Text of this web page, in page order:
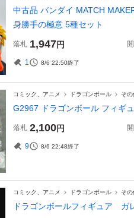
中古品 バンダイ MATCH
身勝手の極意 5種セット
落札 1,947円
1 8/6 22:50終了
コミック、アニメ ドラゴンボール その
G2967 ドラゴンボール フィギ
落札 2,100円
9 8/6 22:48終了
コミック、アニメ ドラゴンボール その
ドラゴンボールフィギュア